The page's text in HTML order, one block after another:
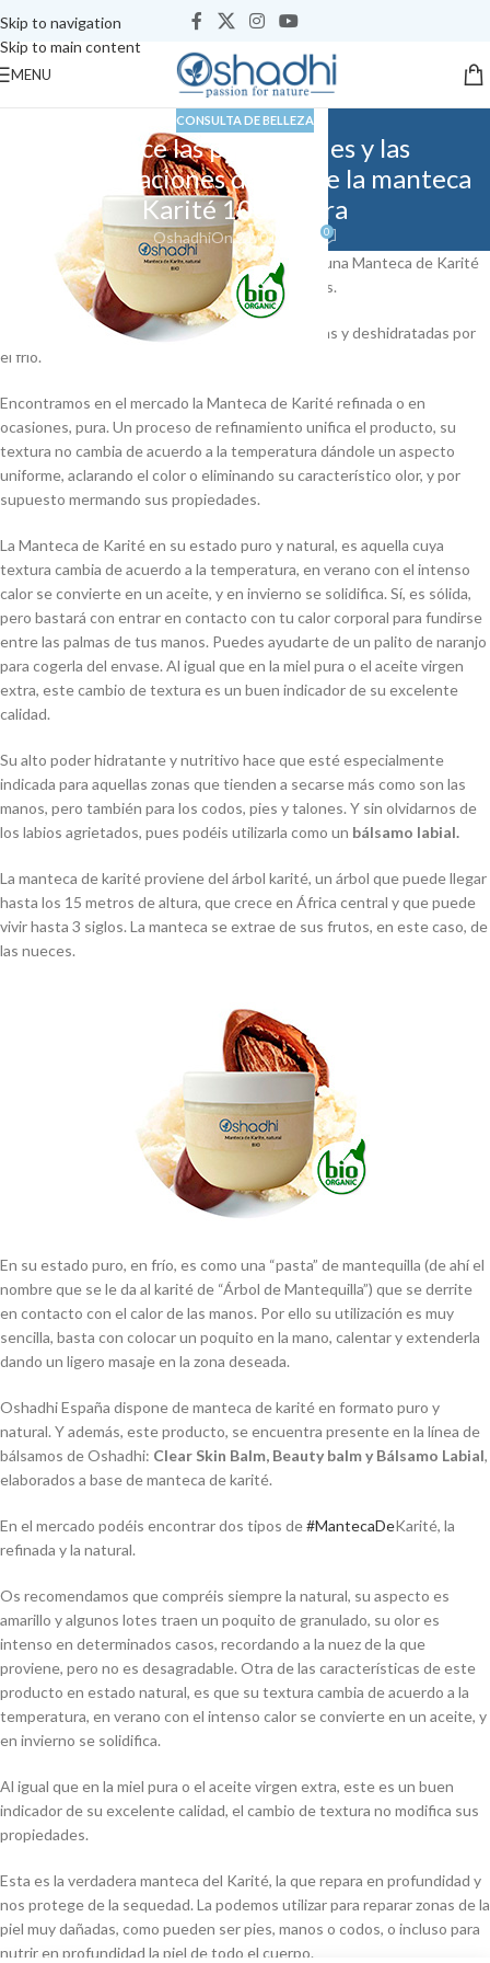
Skip to navigation
Skip to main content
MENU
CONSULTA DE BELLEZA
Conoce las propiedades y las
recomendaciones de uso de la manteca
Karité 100% pura
OshadhiOn 21/01/2016 0
Hoy te queremos explicar las características de una Manteca de Karité
100% pura y sin refinar, como es la de Oshadhi.es.
Hoy os la queremos recomendar para pieles secas y deshidratadas por
el frío.
Encontramos en el mercado la Manteca de Karité refinada o en
ocasiones, pura. Un proceso de refinamiento unifica el producto, su
textura no cambia de acuerdo a la temperatura dándole un aspecto
uniforme, aclarando el color o eliminando su característico olor, y por
supuesto mermando sus propiedades.
La Manteca de Karité en su estado puro y natural, es aquella cuya
textura cambia de acuerdo a la temperatura, en verano con el intenso
calor se convierte en un aceite, y en invierno se solidifica. Sí, es sólida,
pero bastará con entrar en contacto con tu calor corporal para fundirse
entre las palmas de tus manos. Puedes ayudarte de un palito de naranjo
para cogerla del envase. Al igual que en la miel pura o el aceite virgen
extra, este cambio de textura es un buen indicador de su excelente
calidad.
Su alto poder hidratante y nutritivo hace que esté especialmente
indicada para aquellas zonas que tienden a secarse más como son las
manos, pero también para los codos, pies y talones. Y sin olvidarnos de
los labios agrietados, pues podéis utilizarla como un bálsamo labial.
La manteca de karité proviene del árbol karité, un árbol que puede llegar
hasta los 15 metros de altura, que crece en África central y que puede
vivir hasta 3 siglos. La manteca se extrae de sus frutos, en este caso, de
las nueces.
En su estado puro, en frío, es como una “pasta” de mantequilla (de ahí el
nombre que se le da al karité de “Árbol de Mantequilla”) que se derrite
en contacto con el calor de las manos. Por ello su utilización es muy
sencilla, basta con colocar un poquito en la mano, calentar y extenderla
dando un ligero masaje en la zona deseada.
Oshadhi España dispone de manteca de karité en formato puro y
natural. Y además, este producto, se encuentra presente en la línea de
bálsamos de Oshadhi: Clear Skin Balm, Beauty balm y Bálsamo Labial,
elaborados a base de manteca de karité.
En el mercado podéis encontrar dos tipos de#MantecaDeKarité, la
refinada y la natural.
Os recomendamos que compréis siempre la natural, su aspecto es
amarillo y algunos lotes traen un poquito de granulado, su olor es
intenso en determinados casos, recordando a la nuez de la que
proviene, pero no es desagradable. Otra de las características de este
producto en estado natural, es que su textura cambia de acuerdo a la
temperatura, en verano con el intenso calor se convierte en un aceite, y
en invierno se solidifica.
Al igual que en la miel pura o el aceite virgen extra, este es un buen
indicador de su excelente calidad, el cambio de textura no modifica sus
propiedades.
Esta es la verdadera manteca del Karité, la que repara en profundidad y
nos protege de la sequedad. La podemos utilizar para reparar zonas de la
piel muy dañadas, como pueden ser pies, manos o codos, o incluso para
nutrir en profundidad la piel de todo el cuerpo.